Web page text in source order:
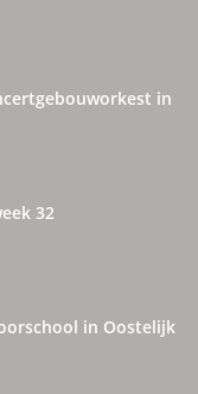
in
32
in Oostelijk